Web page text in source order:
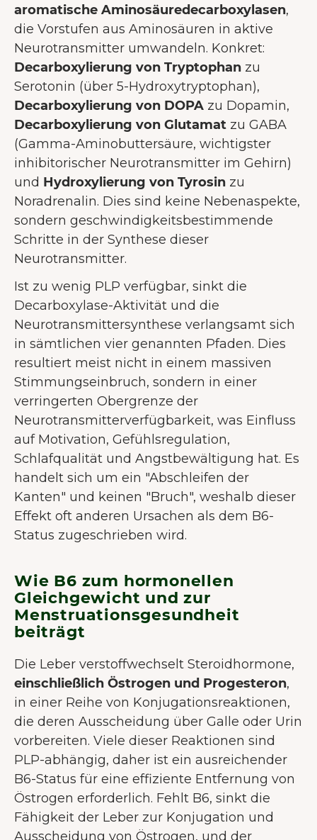
aromatische Aminosäuredecarboxylasen,
die Vorstufen aus Aminosäuren in aktive
Neurotransmitter umwandeln. Konkret:
Decarboxylierung von Tryptophan zu
Serotonin (über 5-Hydroxytryptophan),
Decarboxylierung von DOPA zu Dopamin,
Decarboxylierung von Glutamat zu GABA
(Gamma-Aminobuttersäure, wichtigster
inhibitorischer Neurotransmitter im Gehirn)
und Hydroxylierung von Tyrosin zu
Noradrenalin. Dies sind keine Nebenaspekte,
sondern geschwindigkeitsbestimmende
Schritte in der Synthese dieser
Neurotransmitter.
Ist zu wenig PLP verfügbar, sinkt die
Decarboxylase-Aktivität und die
Neurotransmittersynthese verlangsamt sich
in sämtlichen vier genannten Pfaden. Dies
resultiert meist nicht in einem massiven
Stimmungseinbruch, sondern in einer
verringerten Obergrenze der
Neurotransmitterverfügbarkeit, was Einfluss
auf Motivation, Gefühlsregulation,
Schlafqualität und Angstbewältigung hat. Es
handelt sich um ein "Abschleifen der
Kanten" und keinen "Bruch", weshalb dieser
Effekt oft anderen Ursachen als dem B6-
Status zugeschrieben wird.
Wie B6 zum hormonellen
Gleichgewicht und zur
Menstruationsgesundheit
beiträgt
Die Leber verstoffwechselt Steroidhormone,
einschließlich Östrogen und Progesteron,
in einer Reihe von Konjugationsreaktionen,
die deren Ausscheidung über Galle oder Urin
vorbereiten. Viele dieser Reaktionen sind
PLP-abhängig, daher ist ein ausreichender
B6-Status für eine effiziente Entfernung von
Östrogen erforderlich. Fehlt B6, sinkt die
Fähigkeit der Leber zur Konjugation und
Ausscheidung von Östrogen, und der